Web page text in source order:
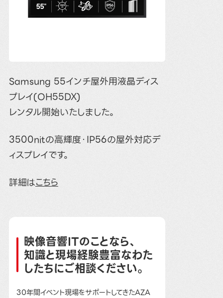
Samsung 55インチ屋外用液晶ディス
プレイ(OH55DX)
レンタル開始いたしました。
3500nitの高輝度・IP56の屋外対応デ
ィスプレイです。
詳細はこちら
映像音響ITのことなら、
知識と現場経験豊富なわた
したちにご相談ください。
30年間イベント現場をサポートしてきたAZA